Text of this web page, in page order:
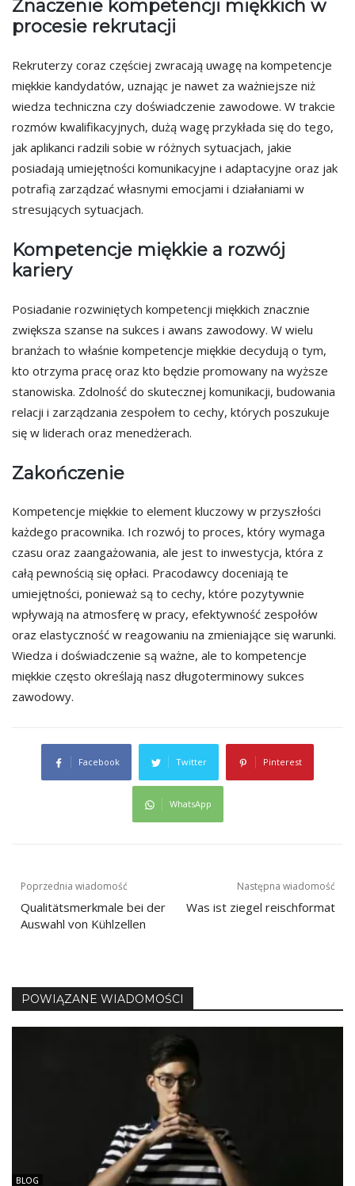
Znaczenie kompetencji miękkich w
procesie rekrutacji
Rekruterzy coraz częściej zwracają uwagę na kompetencje
miękkie kandydatów, uznając je nawet za ważniejsze niż
wiedza techniczna czy doświadczenie zawodowe. W trakcie
rozmów kwalifikacyjnych, dużą wagę przykłada się do tego,
jak aplikanci radzili sobie w różnych sytuacjach, jakie
posiadają umiejętności komunikacyjne i adaptacyjne oraz jak
potrafią zarządzać własnymi emocjami i działaniami w
stresujących sytuacjach.
Kompetencje miękkie a rozwój
kariery
Posiadanie rozwiniętych kompetencji miękkich znacznie
zwiększa szanse na sukces i awans zawodowy. W wielu
branżach to właśnie kompetencje miękkie decydują o tym,
kto otrzyma pracę oraz kto będzie promowany na wyższe
stanowiska. Zdolność do skutecznej komunikacji, budowania
relacji i zarządzania zespołem to cechy, których poszukuje
się w liderach oraz menedżerach.
Zakończenie
Kompetencje miękkie to element kluczowy w przyszłości
każdego pracownika. Ich rozwój to proces, który wymaga
czasu oraz zaangażowania, ale jest to inwestycja, która z
całą pewnością się opłaci. Pracodawcy doceniają te
umiejętności, ponieważ są to cechy, które pozytywnie
wpływają na atmosferę w pracy, efektywność zespołów
oraz elastyczność w reagowaniu na zmieniające się warunki.
Wiedza i doświadczenie są ważne, ale to kompetencje
miękkie często określają nasz długoterminowy sukces
zawodowy.
Facebook Twitter Pinterest
WhatsApp
Nawigacja
wpisu
Poprzednia wiadomość
Qualitätsmerkmale bei der
Auswahl von Kühlzellen
Następna wiadomość
Was ist ziegel reischformat
POWIĄZANE WIADOMOŚCI
BLOG